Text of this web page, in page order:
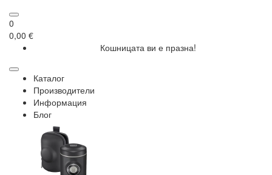
0
0,00 €
Кошницата ви е празна!
Каталог
Производители
Информация
Блог